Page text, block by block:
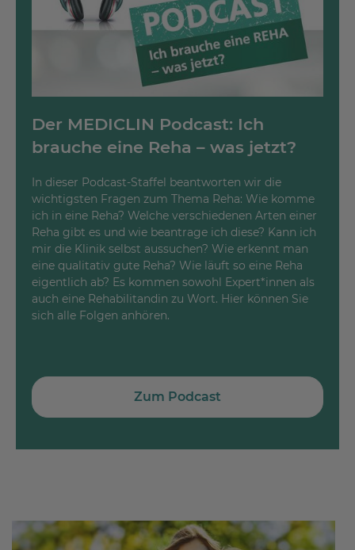
Der MEDICLIN Podcast: Ich
brauche eine Reha – was jetzt?
In dieser Podcast-Staffel beantworten wir die
wichtigsten Fragen zum Thema Reha: Wie komme
ich in eine Reha? Welche verschiedenen Arten einer
Reha gibt es und wie beantrage ich diese? Kann ich
mir die Klinik selbst aussuchen? Wie erkennt man
eine qualitativ gute Reha? Wie läuft so eine Reha
eigentlich ab? Es kommen sowohl Expert*innen als
auch eine Rehabilitandin zu Wort. Hier können Sie
sich alle Folgen anhören.
Zum Podcast